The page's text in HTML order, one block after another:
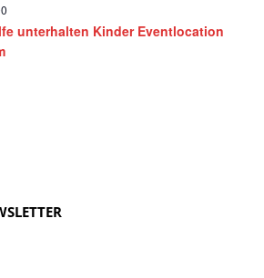
unterhalten Kinder Eventlocation